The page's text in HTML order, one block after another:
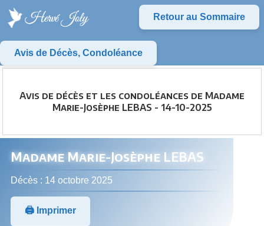
Retour au Sommaire
Avis de Décès, Condoléance
Avis de décès et les condoléances de Madame
Marie-Josèphe LEBAS - 14-10-2025
Madame Marie-Josèphe LEBAS
Décès : 14 octobre 2025
🖨️ Imprimer